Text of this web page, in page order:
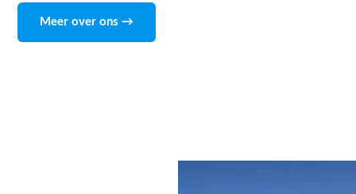
Meer over ons →